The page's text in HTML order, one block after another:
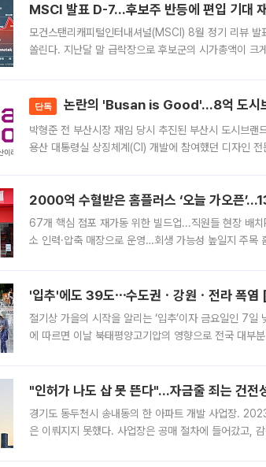
MSCI 발표 D-7…후보주 반등에 편입 기대
모건스탠리캐피털인터내셔널(MSCI) 8월 정기 리뷰 발
쏠린다. 지난달 말 급락장으로 후보군의 시가총액이
단독 논란의 'Busan is Good'…8억 도시
박형준 전 부산시장 재임 당시 추진된 부산시 도시브
용산 대통령실 상징체계(CI) 개발에 참여했던 디자인
2000억 수혈받은 홈플러스 ‘오늘 가오픈
67개 핵심 점포 재가동 위한 빌드업...직원들 현장 배
소 인력·압축 매장으로 운영…회생 가능성 높일지 주목
'입추'에도 39도⋯수도권ㆍ강원ㆍ전라 폭염
절기상 가을의 시작을 알리는 ‘입추’이자 금요일인 7
에 따르면 이날 북태평양고기압의 영향으로 전국 대
"인허가 나도 삽 못 뜬다"…자금줄 죄는 건
경기도 동두천시 송내동의 한 아파트 개발 사업장.
은 이뤄지지 못했다. 사업장은 공매 절차에 들어갔고,